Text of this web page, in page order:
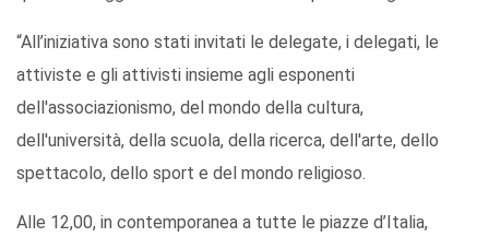
“All’iniziativa sono stati invitati le delegate, i delegati, le
attiviste e gli attivisti insieme agli esponenti
dell'associazionismo, del mondo della cultura,
dell'università, della scuola, della ricerca, dell'arte, dello
spettacolo, dello sport e del mondo religioso.
Alle 12,00, in contemporanea a tutte le piazze d’Italia,